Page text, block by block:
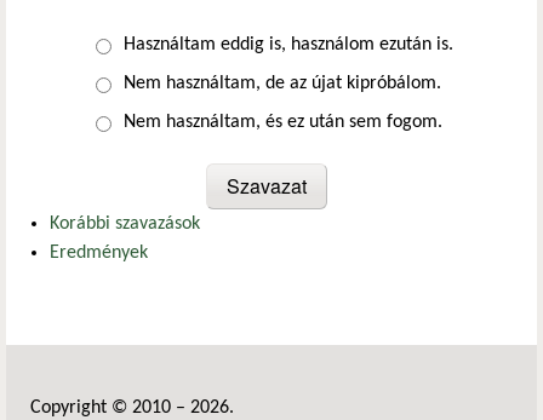
Választások
Használtam eddig is, használom ezután is.
Nem használtam, de az újat kipróbálom.
Nem használtam, és ez után sem fogom.
Korábbi szavazások
Eredmények
Copyright © 2010 – 2026.